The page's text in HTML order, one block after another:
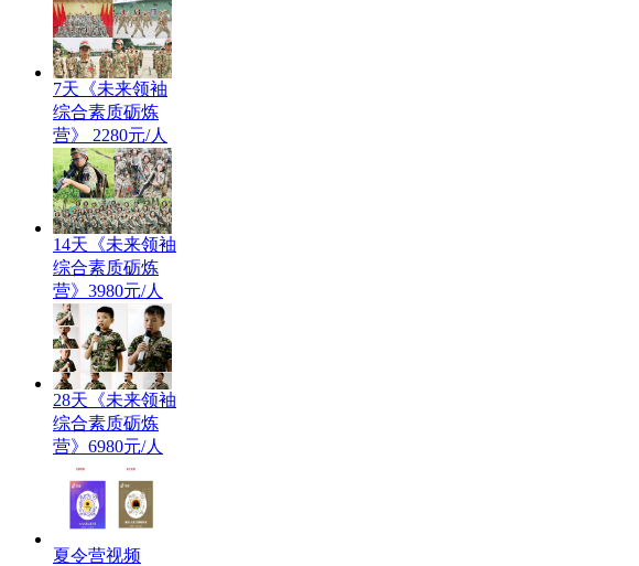
7天《未来领袖
综合素质砺炼
营》 2280元/人
14天《未来领袖
综合素质砺炼
营》3980元/人
28天《未来领袖
综合素质砺炼
营》6980元/人
夏令营视频